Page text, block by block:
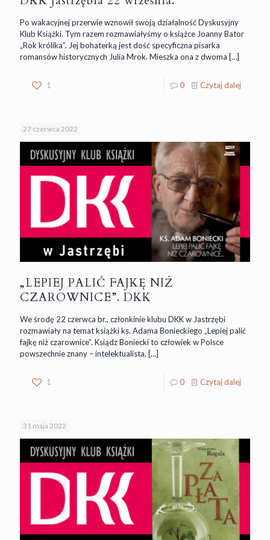
Po wakacyjnej przerwie wznowił swoją działalność Dyskusyjny
Klub Książki. Tym razem rozmawiałyśmy o książce Joanny Bator
„Rok królika”. Jej bohaterką jest dość specyficzna pisarka
romansów historycznych Julia Mrok. Mieszka ona z dwoma […]
1 0 Czytaj dalej
27 czerwca 2022
„LEPIEJ PALIĆ FAJKĘ NIŻ
CZAROWNICE”. DKK
We środę 22 czerwca br., członkinie klubu DKK w Jastrzębi
rozmawiały na temat książki ks. Adama Bonieckiego „Lepiej palić
fajkę niż czarownice”. Ksiądz Boniecki to człowiek w Polsce
powszechnie znany – intelektualista, […]
1 0 Czytaj dalej
31 maja 2022